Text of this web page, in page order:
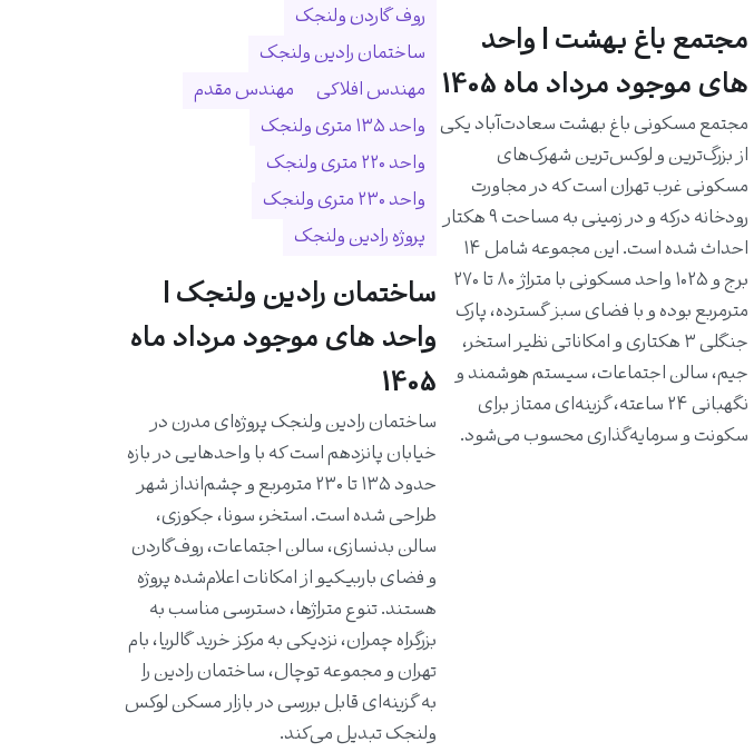
مجتمع باغ بهشت | واحد
های موجود مرداد ماه 1405
مجتمع مسکونی باغ بهشت سعادت‌آباد یکی
از بزرگ‌ترین و لوکس‌ترین شهرک‌های
مسکونی غرب تهران است که در مجاورت
رودخانه درکه و در زمینی به مساحت ۹ هکتار
احداث شده است. این مجموعه شامل ۱۴
برج و ۱۰۲۵ واحد مسکونی با متراژ ۸۰ تا ۲۷۰
مترمربع بوده و با فضای سبز گسترده، پارک
جنگلی ۳ هکتاری و امکاناتی نظیر استخر،
جیم، سالن اجتماعات، سیستم هوشمند و
نگهبانی ۲۴ ساعته، گزینه‌ای ممتاز برای
سکونت و سرمایه‌گذاری محسوب می‌شود.
روف گاردن ولنجک
ساختمان رادین ولنجک
مهندس افلاکی
مهندس مقدم
واحد ۱۳۵ متری ولنجک
واحد ۲۲۰ متری ولنجک
واحد ۲۳۰ متری ولنجک
پروژه رادین ولنجک
ساختمان رادین ولنجک |
واحد های موجود مرداد ماه
1405
ساختمان رادین ولنجک پروژه‌ای مدرن در
خیابان پانزدهم است که با واحدهایی در بازه
حدود ۱۳۵ تا ۲۳۰ مترمربع و چشم‌انداز شهر
طراحی شده است. استخر، سونا، جکوزی،
سالن بدنسازی، سالن اجتماعات، روف‌گاردن
و فضای باربیکیو از امکانات اعلام‌شده پروژه
هستند. تنوع متراژها، دسترسی مناسب به
بزرگراه چمران، نزدیکی به مرکز خرید گالریا، بام
تهران و مجموعه توچال، ساختمان رادین را
به گزینه‌ای قابل بررسی در بازار مسکن لوکس
ولنجک تبدیل می‌کند.